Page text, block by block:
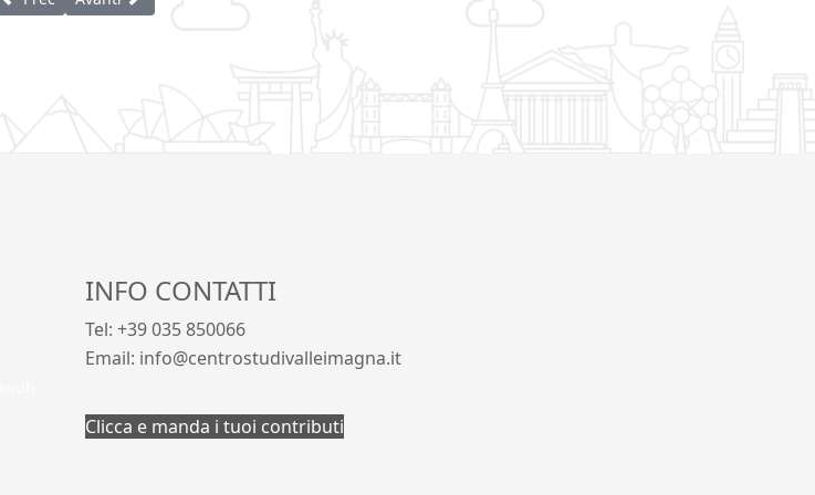
INFO CONTATTI
Tel: +39 035 850066
Email: info@centrostudivalleimagna.it
Clicca e manda i tuoi contributi